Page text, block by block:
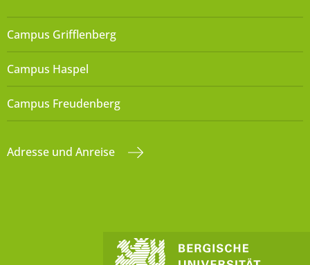
Campus Grifflenberg
Campus Haspel
Campus Freudenberg
Adresse und Anreise